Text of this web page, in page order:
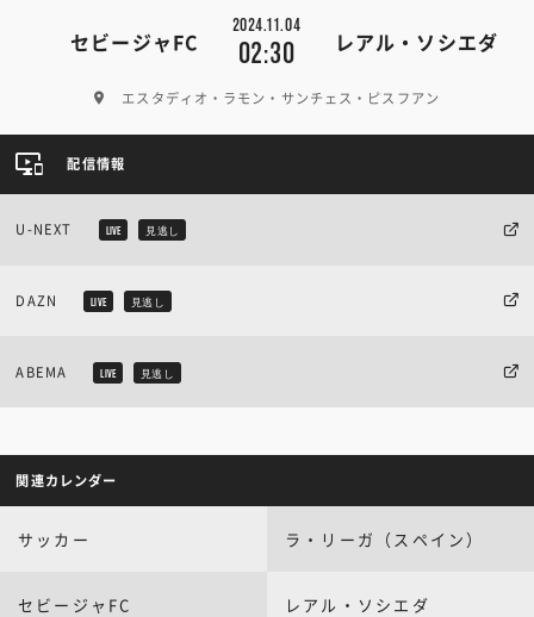
セビージャFC
2024.11.04
02:30 レアル・ソシエダ
エスタディオ・ラモン・サンチェス・ピスフアン
配信情報
U-NEXT LIVE 見逃し
DAZN LIVE 見逃し
ABEMA LIVE 見逃し
関連カレンダー
サッカー ラ・リーガ（スペイン）
セビージャFC レアル・ソシエダ